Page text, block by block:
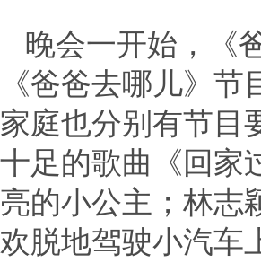
晚会一开始，《
《爸爸去哪儿》
家庭也分别有节目
十足的歌曲《回家
亮的小公主；林志
欢脱地驾驶小汽车